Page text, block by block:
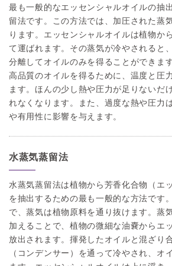
最も一般的なエッセンシャルオイルの抽
留法です。この方法では、加圧された蒸
ります。エッセンシャルオイルは植物か
て運ばれます。その蒸気が冷やされると
分離してオイルのみを得ることができま
高品質のオイルを得るために、温度と圧
ます。ほんの少し熱や圧力が足りないだ
れなくなります。また、過度な熱や圧力
や有用性に影響を与えます。
水蒸気蒸留法
水蒸気蒸留法は植物から芳香化合物（エ
を抽出するための最も一般的な方法です
で、蒸気は植物原料を通り抜けます。蒸
加えることで、植物の微細な油嚢からエ
放出されます。揮発したオイルと混ざり
（コンデンサー）を通って冷やされ、オ